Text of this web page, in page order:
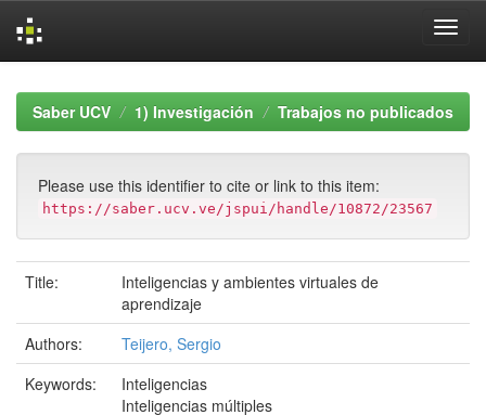
navigationSaber UCV 1) Investigación Trabajos no publicados
Please use this identifier to cite or link to this item:
https://saber.ucv.ve/jspui/handle/10872/23567
Title:
Inteligencias y ambientes virtuales de
aprendizaje
Authors:
Teijero, Sergio
Keywords:
Inteligencias
Inteligencias múltiples